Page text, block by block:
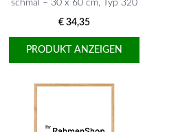
schmal – 30 x 60 cm, Typ 320
€ 34,35
PRODUKT ANZEIGEN